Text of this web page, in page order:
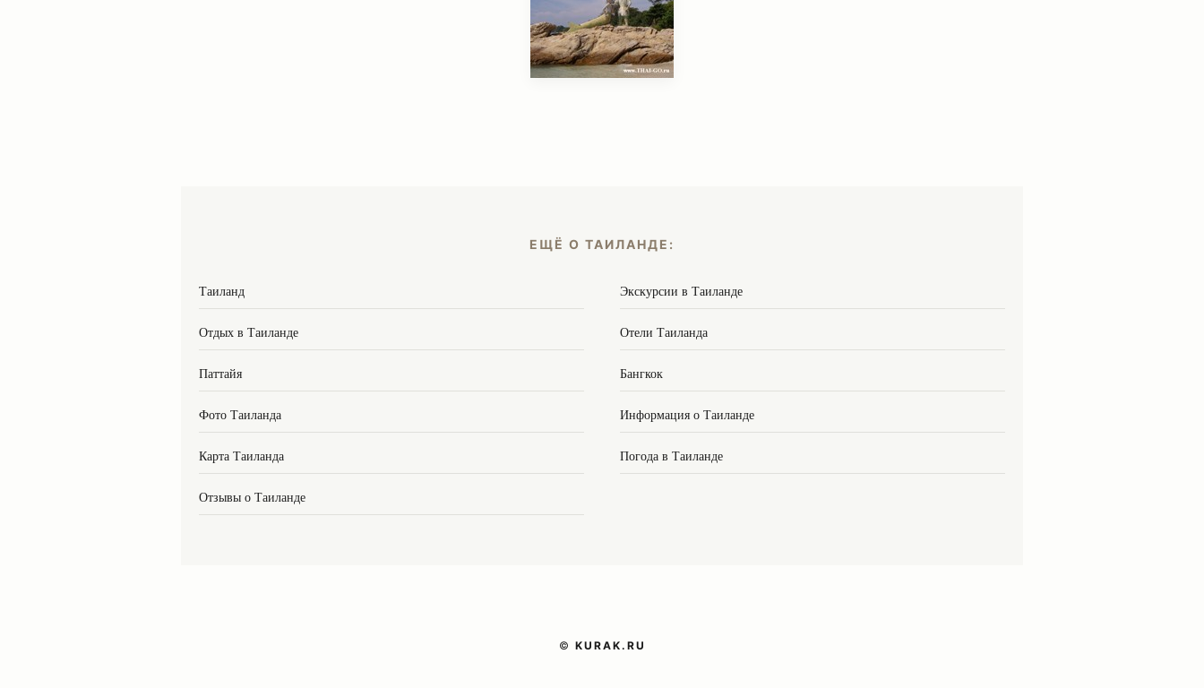
ЕЩЁ О ТАИЛАНДЕ:
Таиланд Экскурсии в Таиланде
Отдых в Таиланде Отели Таиланда
Паттайя Бангкок
Фото Таиланда Информация о Таиланде
Карта Таиланда Погода в Таиланде
Отзывы о Таиланде
© KURAK.RU